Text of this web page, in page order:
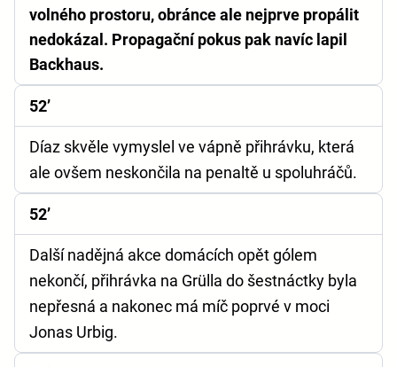
volného prostoru, obránce ale nejprve propálit
nedokázal. Propagační pokus pak navíc lapil
Backhaus.
52’
Díaz skvěle vymyslel ve vápně přihrávku, která
ale ovšem neskončila na penaltě u spoluhráčů.
52’
Další nadějná akce domácích opět gólem
nekončí, přihrávka na Grülla do šestnáctky byla
nepřesná a nakonec má míč poprvé v moci
Jonas Urbig.